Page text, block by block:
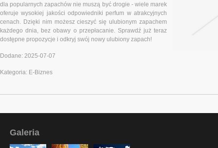
dla popularnych zapachów nie muszą być drogie - wiele marek
oferuje wysokiej jakości odpowiedniki perfum w atrakcyjnych
cenach. Dzięki nim możesz cieszyć się ulubionym zapachem
każdego dnia, bez obawy o przepłacanie. Sprawdź już teraz
dostępne propozycje i odkryj swój nowy ulubiony zapach!
Dodane: 2025-07-07
Kategoria: E-Biznes
Galeria